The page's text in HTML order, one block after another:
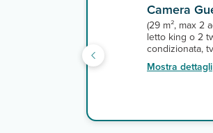
Camera
(29 m², max 2
letto king o 2
condizionata,
sicurezza,
minifrigo. A
Mostra dettagli